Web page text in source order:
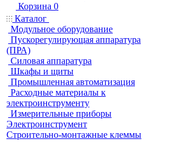
Корзина 0
Каталог
Модульное оборудование
Пускорегулирующая аппаратура
(ПРА)
Силовая аппаратура
Шкафы и щиты
Промышленная автоматизация
Расходные материалы к
электроинструменту
Измерительные приборы
Электроинструмент
Строительно-монтажные клеммы